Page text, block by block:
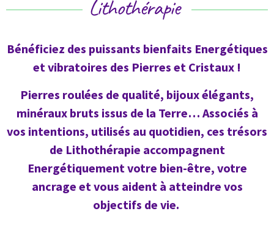
Lithothérapie
Bénéficiez des puissants bienfaits Energétiques
et vibratoires des Pierres et Cristaux !
Pierres roulées de qualité, bijoux élégants,
minéraux bruts issus de la Terre… Associés à
vos intentions, utilisés au quotidien, ces trésors
de Lithothérapie accompagnent
Energétiquement votre bien-être, votre
ancrage et vous aident à atteindre vos
objectifs de vie.